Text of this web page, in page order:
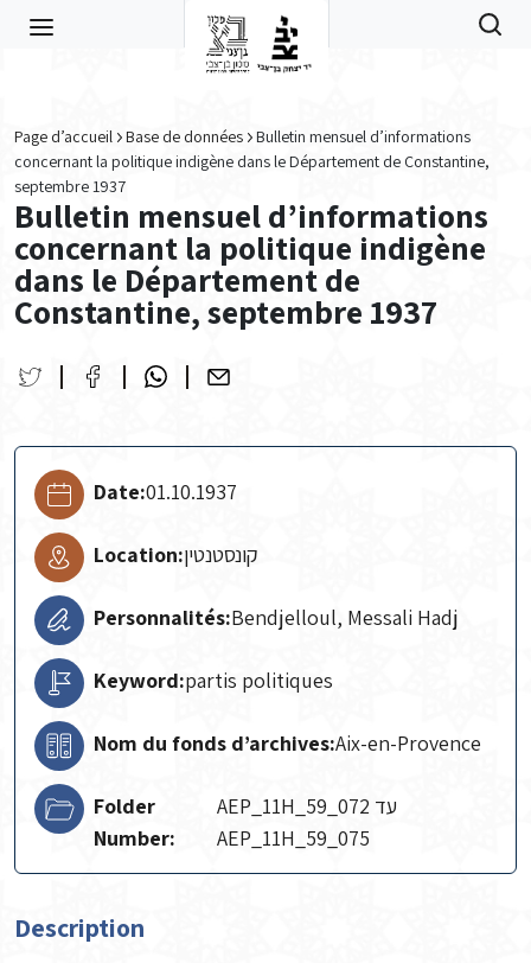
Page d’accueil Base de données
Bulletin mensuel d’informations
concernant la politique indigène dans le Département de Constantine,
septembre 1937
Bulletin mensuel d’informations
concernant la politique indigène
dans le Département de
Constantine, septembre 1937
Date:01.10.1937
Location:קונסטנטין
Personnalités:Bendjelloul, Messali Hadj
Keyword:partis politiques
Nom du fonds d’archives:Aix-en-Provence
Folder
Number:
AEP_11H_59_072 עד
AEP_11H_59_075
Description